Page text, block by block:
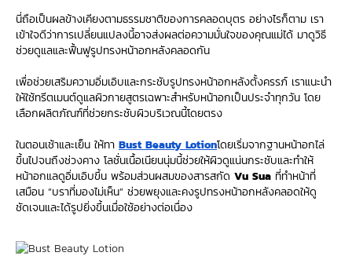
นี่ถือเป็นผลข้างเคียงตามธรรมชาติของการคลอดบุตร อย่างไรก็ตาม เรา
เข้าใจดีว่าการเปลี่ยนแปลงนี้อาจส่งผลต่อความมั่นใจของคุณแม่ได้ มาดูวิธี
ช่วยดูแลและฟื้นฟูรูปทรงหน้าอกหลังคลอดกัน
เพื่อช่วยเสริมความอิ่มเอิบและกระชับรูปทรงหน้าอกหลังตั้งครรภ์ เราแนะนำ
ให้ใช้ทรีตเมนต์ดูแลผิวกายสูตรเฉพาะสำหรับหน้าอกเป็นประจำทุกวัน โดย
เลือกผลิตภัณฑ์ที่ช่วยกระชับผิวบริเวณนี้โดยตรง
ในตอนเช้าและเย็น ให้ทา Bust Beauty Lotionโดยเริ่มจากฐานหน้าอกไล่
ขึ้นไปจนถึงช่วงคาง โลชั่นเนื้อเนียนนุ่มนี้ช่วยให้ผิวดูแน่นกระชับและทำให้
หน้าอกแลดูอิ่มเอิบขึ้น พร้อมส่วนผสมของสารสกัด Vu Sua ที่ทำหน้าที่
เสมือน “บราที่มองไม่เห็น” ช่วยพยุงและคงรูปทรงหน้าอกหลังคลอดให้ดู
ชัดเจนและได้รูปยิ่งขึ้นเมื่อใช้อย่างต่อเนื่อง